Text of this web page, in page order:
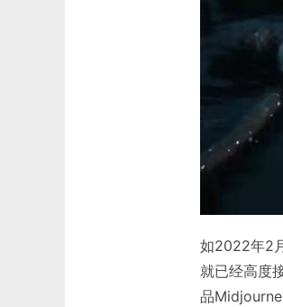
如2022年2
就已经高度
品